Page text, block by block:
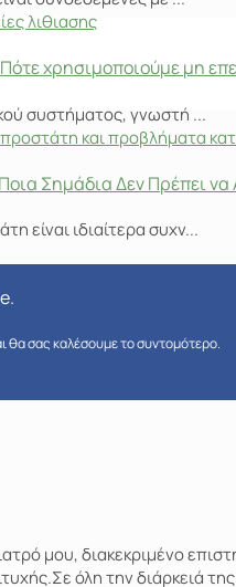
χρησιμοποιούμε μη
συστήματος, γνωστή ...
Σημάδια Δεν Πρέπει να
είναι ιδιαίτερα συχν...
θα σας καλέσουμε το συντομότερο.
μου, διακεκριμένο
όλη την διάρκειά